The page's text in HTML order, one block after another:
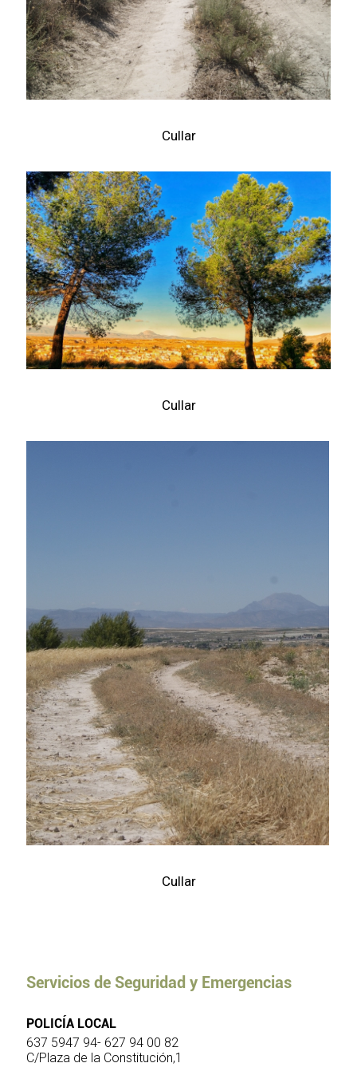
Cullar
Cullar
Cullar
Servicios de Seguridad y Emergencias
POLICÍA LOCAL
637 5947 94- 627 94 00 82
C/Plaza de la Constitución,1